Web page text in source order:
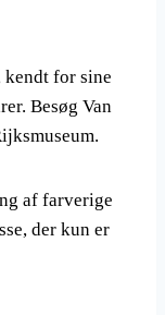
kendt for sine
Besøg Van
af farverige
der kun er